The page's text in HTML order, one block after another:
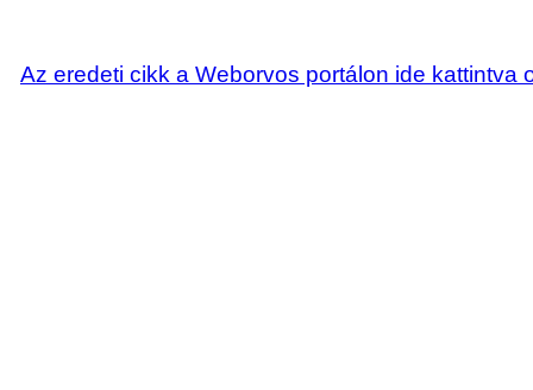
Az eredeti cikk a Weborvos portálon ide kattintva